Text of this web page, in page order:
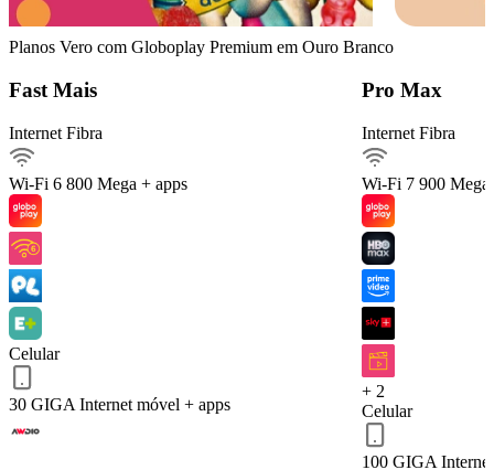
Planos Vero com Globoplay Premium em Ouro Branco
Fast Mais
Internet Fibra
Wi-Fi 6 800 Mega + apps
Celular
30 GIGA Internet móvel + appsQUERO ESTE!
Pro Max
Internet Fibra
Wi-Fi 7 900 Mega
+ 2
Celular
100 GIGA